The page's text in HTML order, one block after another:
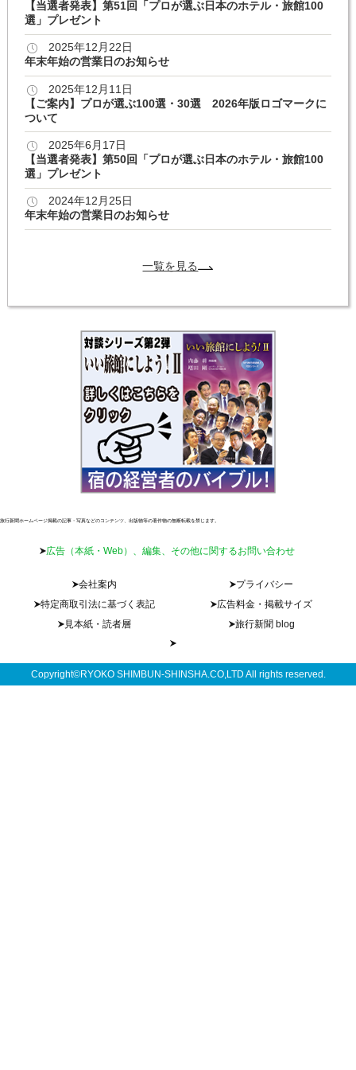
【当選者発表】第51回「プロが選ぶ日本のホテル・旅館100
選」プレゼント
2025年12月22日
年末年始の営業日のお知らせ
2025年12月11日
【ご案内】プロが選ぶ100選・30選 2026年版ロゴマークに
ついて
2025年6月17日
【当選者発表】第50回「プロが選ぶ日本のホテル・旅館100
選」プレゼント
2024年12月25日
年末年始の営業日のお知らせ
一覧を見る
旅行新聞ホームページ掲載の記事・写真などのコンテンツ、出版物等の著作物の無断転載を禁じます。
広告（本紙・Web）、編集、その他に関するお問い合わせ
会社案内
プライバシー
特定商取引法に基づく表記
広告料金・掲載サイズ
見本紙・読者層
旅行新聞 blog
Copyright©RYOKO SHIMBUN-SHINSHA.CO,LTD All rights reserved.